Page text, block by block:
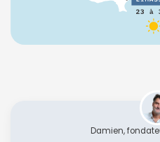
Damien,